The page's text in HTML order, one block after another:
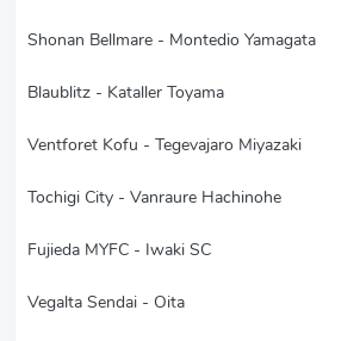
Shonan Bellmare - Montedio Yamagata
Blaublitz - Kataller Toyama
Ventforet Kofu - Tegevajaro Miyazaki
Tochigi City - Vanraure Hachinohe
Fujieda MYFC - Iwaki SC
Vegalta Sendai - Oita